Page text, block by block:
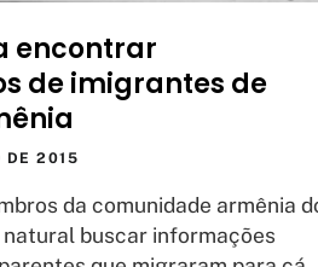
encontrar
de imigrantes de
DE 2015
da comunidade armênia
buscar informações